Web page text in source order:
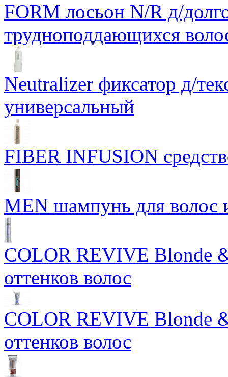
FORM лосьон N/R д/
трудноподдающихся
Neutralizer фиксатор д/
универсальный
FIBER INFUSION
MEN шампунь для волос
COLOR REVIVE Blonde
оттенков волос
COLOR REVIVE Blonde
оттенков волос